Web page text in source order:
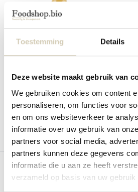
Toestemming Details
Deze website maakt gebruik van
We gebruiken cookies om content
personaliseren, om functies voor
en om ons websiteverkeer te
informatie over uw gebruik van
partners voor social media,
partners kunnen deze gegevens
informatie die u aan ze heeft
verzameld op basis van uw
Smaakt Appelsap
Vergelijk
4,29
5,19